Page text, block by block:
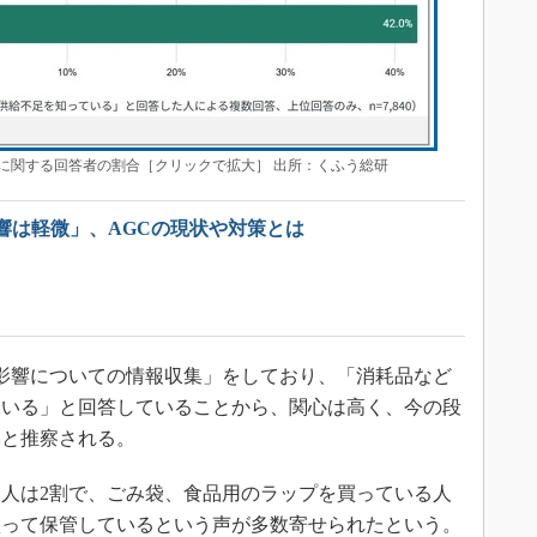
関する回答者の割合［クリックで拡大］ 出所：くふう総研
は軽微」、AGCの現状や対策とは
についての情報収集」をしており、「消耗品など
る」と回答していることから、関心は高く、今の段
推察される。
2割で、ごみ袋、食品用のラップを買っている人
て保管しているという声が多数寄せられたという。